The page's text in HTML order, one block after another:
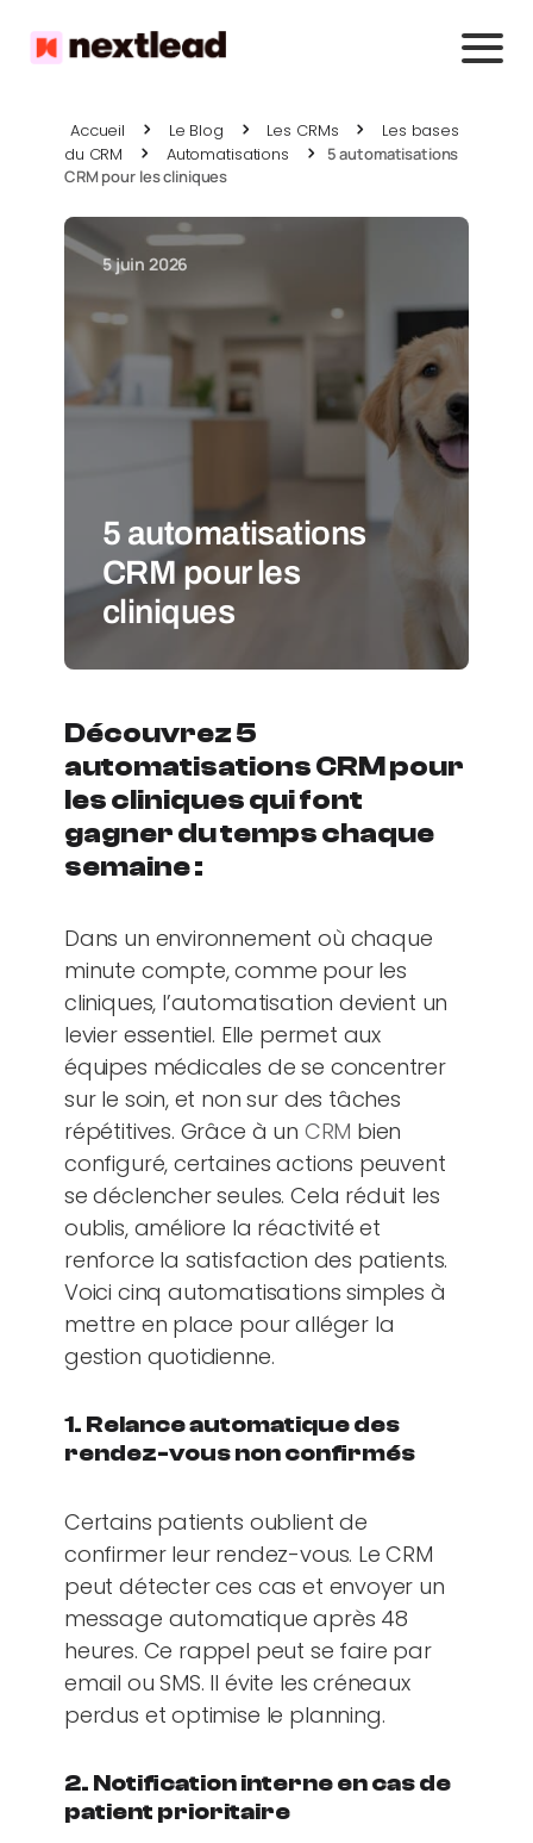
Accueil Le Blog Les CRMs
Les bases
du CRM
Automatisations
5 automatisations
CRM pour les cliniques
5 juin 2026
5 automatisations
CRM pour les
cliniques
Découvrez 5
automatisations CRM pour
les cliniques qui font
gagner du temps chaque
semaine :
Dans un environnement où chaque
minute compte, comme pour les
cliniques, l’automatisation devient un
levier essentiel. Elle permet aux
équipes médicales de se concentrer
sur le soin, et non sur des tâches
répétitives. Grâce à un CRM bien
configuré, certaines actions peuvent
se déclencher seules. Cela réduit les
oublis, améliore la réactivité et
renforce la satisfaction des patients.
Voici cinq automatisations simples à
mettre en place pour alléger la
gestion quotidienne.
1. Relance automatique des
rendez-vous non confirmés
Certains patients oublient de
confirmer leur rendez-vous. Le CRM
peut détecter ces cas et envoyer un
message automatique après 48
heures. Ce rappel peut se faire par
email ou SMS. Il évite les créneaux
perdus et optimise le planning.
2. Notification interne en cas de
patient prioritaire